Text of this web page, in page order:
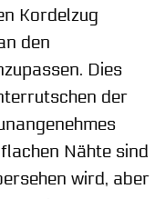
Kordelzug
den
Dies
der
Nähte sind
wird, aber